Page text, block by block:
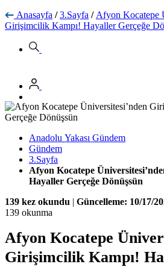
Anasayfa / 3.Sayfa / Afyon Kocatepe
Girişimcilik Kampı! Hayaller Gerçeğe
Anadolu Yakası Gündem
Gündem
3.Sayfa
Afyon Kocatepe
Hayaller Gerçeğe Dönüşsün
139 kez okundu | Güncelleme: 10/17/
139 okunma
Afyon Kocatepe
Girişimcilik Kampı!